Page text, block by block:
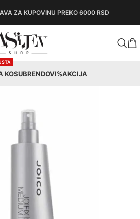
ZA KUPOVINU PREKO 6000 RSD
KOSUBRENDOVI%AKCIJA